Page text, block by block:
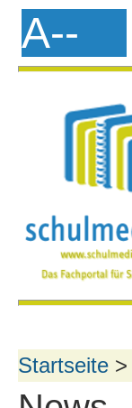
A--
Startseite >